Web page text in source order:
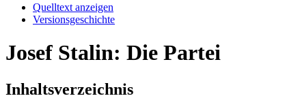
Quelltext anzeigen
Versionsgeschichte
Josef Stalin: Die Partei
Inhaltsverzeichnis